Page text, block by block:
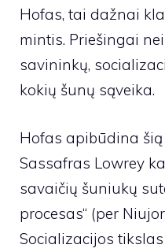
Hofas, tai dažnai
mintis. Priešingai
savininkų,
kokių šunų sąveika.
Hofas apibūdina
Sassafras Lowrey
savaičių šuniukų
procesas“ (per
Socializacijos